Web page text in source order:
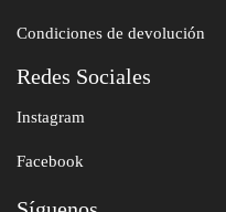
Condiciones de devolución
Redes Sociales
Instagram
Facebook